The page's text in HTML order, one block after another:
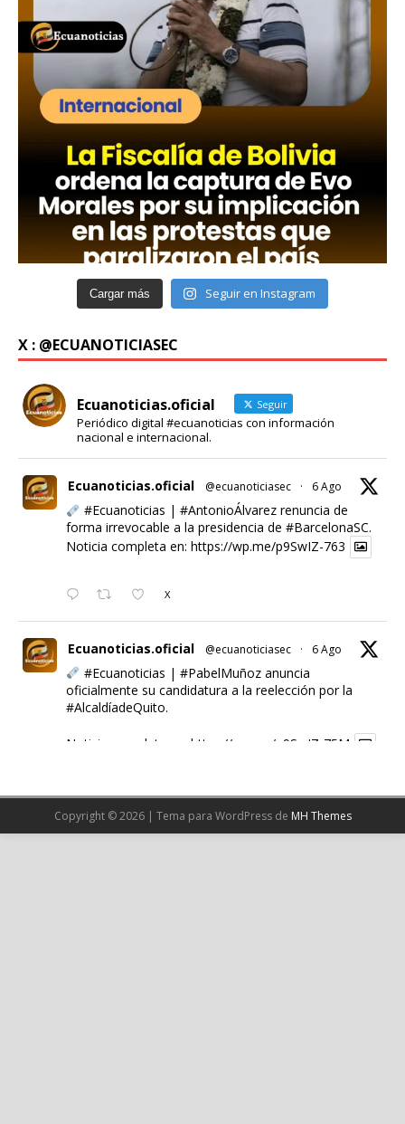
Cargar más Seguir en Instagram
X : @ECUANOTICIASEC
Ecuanoticias.oficial Seguir
Periódico digital #ecuanoticias con información
nacional e internacional.
Ecuanoticias.oficial @ecuanoticiasec · 6 Ago
#Ecuanoticias | #AntonioÁlvarezrenuncia de
forma irrevocable a la presidencia de #BarcelonaSC.
Noticia completa en: https://wp.me/p9SwIZ-763
X
Ecuanoticias.oficial @ecuanoticiasec · 6 Ago
#Ecuanoticias | #PabelMuñozanuncia
oficialmente su candidatura a la reelección por la
#AlcaldíadeQuito.
Noticia completa en: https://wp.me/p9SwIZ-75M
Cargar más
Copyright © 2026 | Tema para WordPress de MH Themes